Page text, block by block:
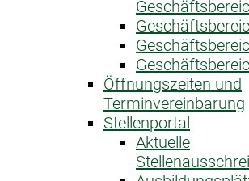
Öffnungszeiten und
Terminvereinbarung
Stellenportal
Aktuelle